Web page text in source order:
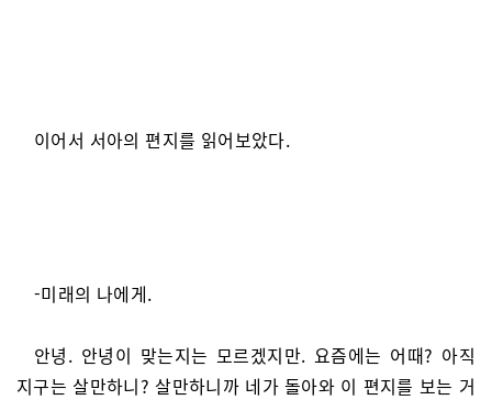
이어서 서아의 편지를 읽어보았다.
-미래의 나에게.
안녕. 안녕이 맞는지는 모르겠지만. 요즘에는 어때? 아직
지구는 살만하니? 살만하니까 네가 돌아와 이 편지를 보는 거